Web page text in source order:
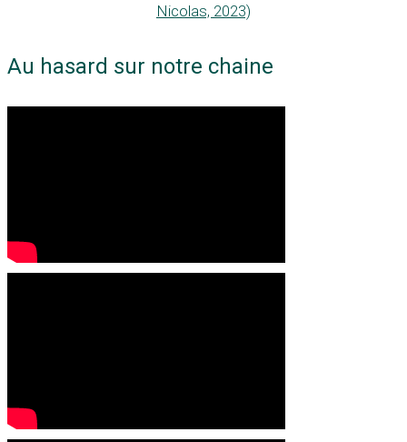
Nicolas, 2023)
Au hasard sur notre chaine